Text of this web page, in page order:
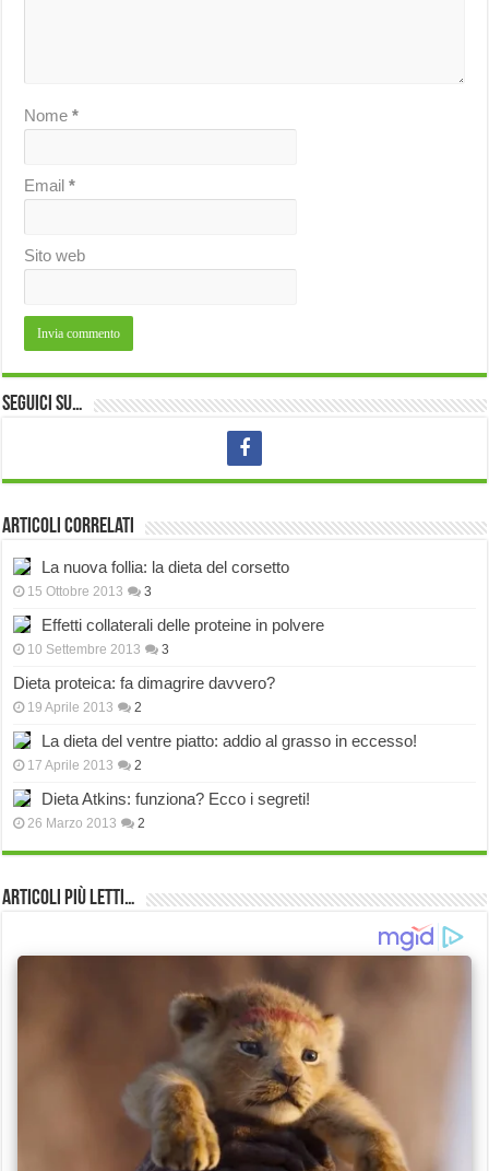
Nome*
Email*
Sito web
Seguici su…
Articoli correlati
La nuova follia: la dieta del corsetto
15 Ottobre 2013 3
Effetti collaterali delle proteine in polvere
10 Settembre 2013 3
Dieta proteica: fa dimagrire davvero?
19 Aprile 2013 2
La dieta del ventre piatto: addio al grasso in eccesso!
17 Aprile 2013 2
Dieta Atkins: funziona? Ecco i segreti!
26 Marzo 2013 2
Articoli più Letti…